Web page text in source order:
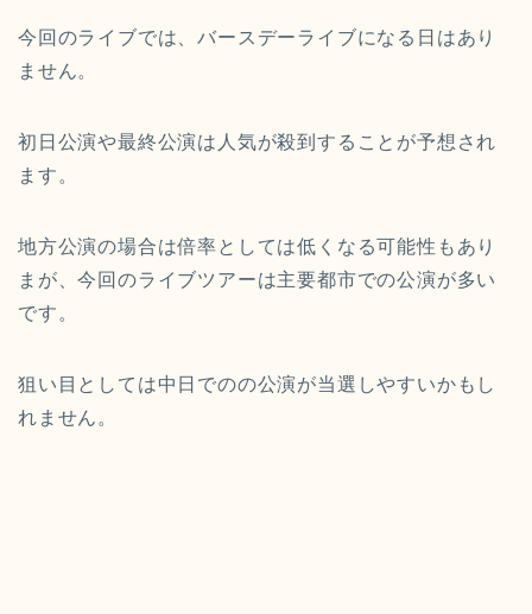
今回のライブでは、バースデーライブになる日はあり
ません。
初日公演や最終公演は人気が殺到することが予想され
ます。
地方公演の場合は倍率としては低くなる可能性もあり
まが、今回のライブツアーは主要都市での公演が多い
です。
狙い目としては中日でのの公演が当選しやすいかもし
れません。